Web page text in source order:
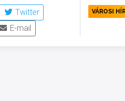
Twitter
E-mail
VÁROSI